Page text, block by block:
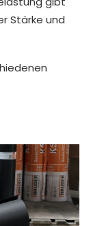
Stärke und